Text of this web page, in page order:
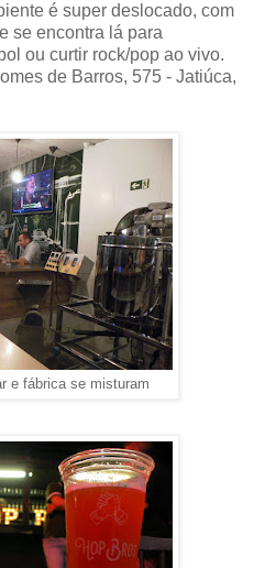
é super deslocado, com
se encontra lá para
ou curtir rock/pop ao vivo.
de Barros, 575 - Jatiúca,
e fábrica se misturam